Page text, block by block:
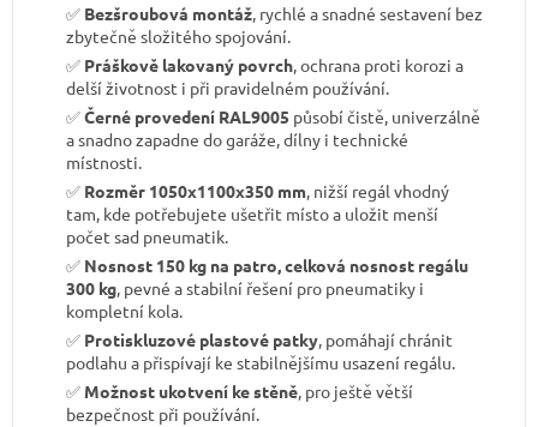
✅ Bezšroubová montáž, rychlé a snadné sestavení bez
zbytečně složitého spojování.
✅ Práškově lakovaný povrch, ochrana proti korozi a
delší životnost i při pravidelném používání.
✅Černé provedení RAL9005 působí čistě, univerzálně
a snadno zapadne do garáže, dílny i technické
místnosti.
✅ Rozměr 1050x1100x350 mm, nižší regál vhodný
tam, kde potřebujete ušetřit místo a uložit menší
počet sad pneumatik.
✅ Nosnost 150 kg na patro, celková nosnost regálu
300 kg, pevné a stabilní řešení pro pneumatiky i
kompletní kola.
✅ Protiskluzové plastové patky, pomáhají chránit
podlahu a přispívají ke stabilnějšímu usazení regálu.
✅ Možnost ukotvení ke stěně, pro ještě větší
bezpečnost při používání.